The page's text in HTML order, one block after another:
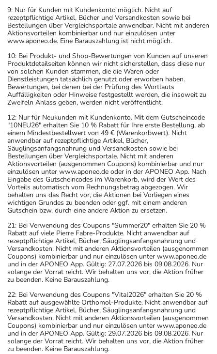
9: Nur für Kunden mit Kundenkonto möglich. Nicht auf
rezeptpflichtige Artikel, Bücher und Versandkosten sowie bei
Bestellungen über Vergleichsportale anwendbar. Nicht mit anderen
Aktionsvorteilen kombinierbar und nur einzulösen unter
www.aponeo.de. Eine Barauszahlung ist nicht möglich.
10: Bei Produkt- und Shop-Bewertungen von Kunden auf unseren
Produktdetailseiten können wir nicht sicherstellen, dass diese nur
von solchen Kunden stammen, die die Waren oder
Dienstleistungen tatsächlich genutzt oder erworben haben.
Bewertungen, bei denen bei der Prüfung des Wortlauts
Auffälligkeiten oder Hinweise festgestellt werden, die insoweit zu
Zweifeln Anlass geben, werden nicht veröffentlicht.
12: Nur für Neukunden mit Kundenkonto. Mit dem Gutscheincode
"10NEU26" erhalten Sie 10 % Rabatt für Ihre erste Bestellung, ab
einem Mindestbestellwert von 49 € (Warenkorbwert). Nicht
anwendbar auf rezeptpflichtige Artikel, Bücher,
Säuglingsanfangsnahrung und Versandkosten sowie bei
Bestellungen über Vergleichsportale. Nicht mit anderen
Aktionsvorteilen (ausgenommen Coupons) kombinierbar und nur
einzulösen unter www.aponeo.de oder in der APONEO App. Nach
Eingabe des Gutscheincodes im Warenkorb, wird der Wert des
Vorteils automatisch vom Rechnungsbetrag abgezogen. Wir
behalten uns das Recht vor, die Aktionen bei Vorliegen eines
wichtigen Grundes zu beenden oder ggf. mit einem anderen
Gutschein bzw. durch eine andere Aktion zu ersetzen.
21: Bei Verwendung des Coupons "Summer20" erhalten Sie 20 %
Rabatt auf viele Pierre Fabre-Produkte. Nicht anwendbar auf
rezeptpflichtige Artikel, Bücher, Säuglingsanfangsnahrung und
Versandkosten. Nicht mit anderen Aktionsvorteilen (ausgenommen
Coupons) kombinierbar und nur einzulösen unter www.aponeo.de
und in der APONEO App. Gültig: 27.07.2026 bis 09.08.2026. Nur
solange der Vorrat reicht. Wir behalten uns vor, die Aktion früher
zu beenden. Keine Barauszahlung.
22: Bei Verwendung des Coupons "Vital2026" erhalten Sie 20 %
Rabatt auf ausgewählte Orthomol-Produkte. Nicht anwendbar auf
rezeptpflichtige Artikel, Bücher, Säuglingsanfangsnahrung und
Versandkosten. Nicht mit anderen Aktionsvorteilen (ausgenommen
Coupons) kombinierbar und nur einzulösen unter www.aponeo.de
und in der APONEO App. Gültig: 29.07.2026 bis 09.08.2026. Nur
solange der Vorrat reicht. Wir behalten uns vor, die Aktion früher
zu beenden. Keine Barauszahlung.